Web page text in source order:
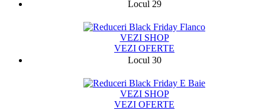
Locul 29
VEZI SHOP
VEZI OFERTE
Locul 30
VEZI SHOP
VEZI OFERTE